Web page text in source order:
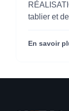
pour
(95)
tablier et
Center)
En savoir